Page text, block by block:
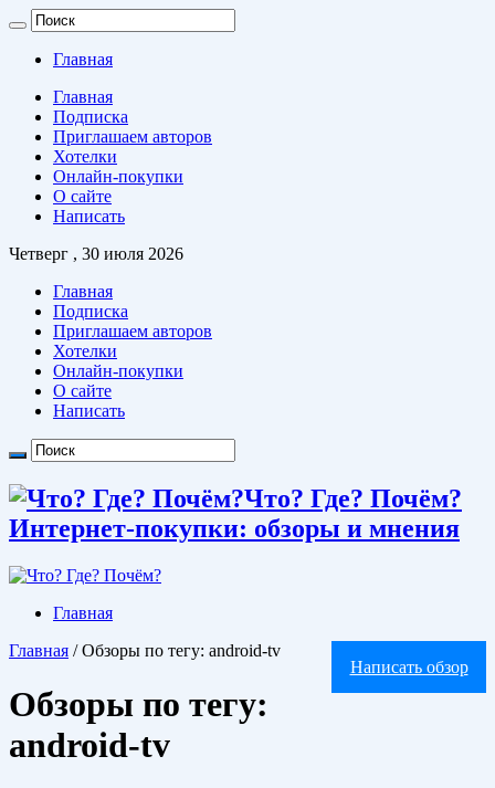
Главная
Главная
Подписка
Приглашаем авторов
Хотелки
Онлайн-покупки
О сайте
Написать
Четверг , 30 июля 2026
Главная
Подписка
Приглашаем авторов
Хотелки
Онлайн-покупки
О сайте
Написать
Что? Где? Почём?
Интернет-покупки: обзоры и мнения
Главная
Написать обзор
Главная / Обзоры по тегу: android-tv
Обзоры по тегу:
android-tv